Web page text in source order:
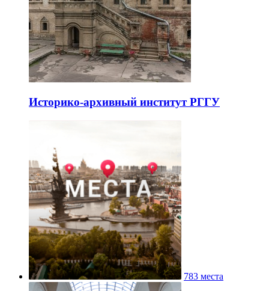
Историко-архивный институт РГГУ
783 места